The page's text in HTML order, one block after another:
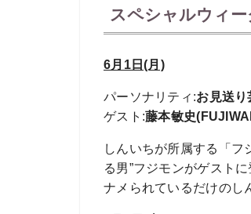
スペシャルウィー
6月1日(月)
パーソナリティ :お見送り
ゲスト :藤本敏史
しんいちが所属する「フ
る男”フジモンがゲスト
ナメられているだけのし